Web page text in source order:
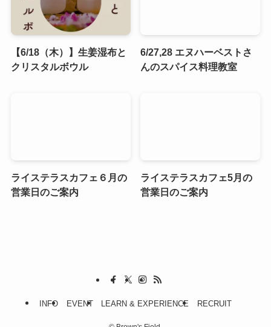
【6/18（木）】生姜湿布と
クリスタルボウル
6/27,28 エヌハーベストさ
んのスパイス料理教室
ライステラスカフェ６月の
営業日のご案内
ライステラスカフェ5月の
営業日のご案内
INFO EVENT LEARN & EXPERIENCE RECRUIT